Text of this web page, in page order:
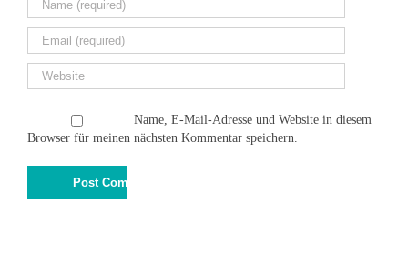
Name, E-Mail-Adresse und Website in diesem
Browser für meinen nächsten Kommentar speichern.